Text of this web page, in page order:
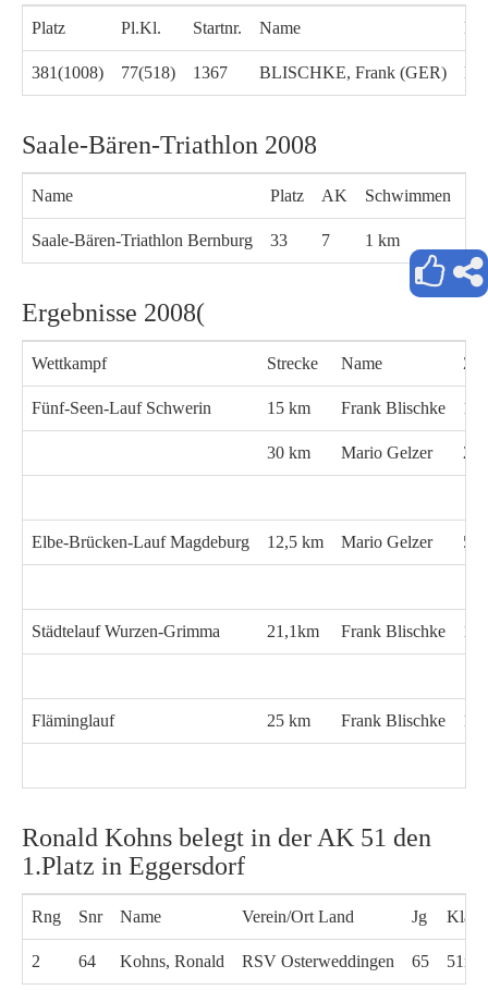
Platz Pl.Kl. Startnr. Name
381(1008) 77(518) 1367 BLISCHKE, Frank (GER)
Saale-Bären-Triathlon 2008
Name Platz AK Schwimmen
Saale-Bären-Triathlon Bernburg 33 7 1 km
Ergebnisse 2008(
Wettkampf Strecke Name
Fünf-Seen-Lauf Schwerin 15 km Frank Blischke
30 km Mario Gelzer
Elbe-Brücken-Lauf Magdeburg 12,5 km Mario Gelzer
Städtelauf Wurzen-Grimma 21,1km Frank Blischke
Fläminglauf 25 km Frank Blischke
Ronald Kohns belegt in der AK 51 den
1.Platz in Eggersdorf
Rng Snr Name Verein/Ort Land Jg
2 64 Kohns, Ronald RSV Osterweddingen 65 51m